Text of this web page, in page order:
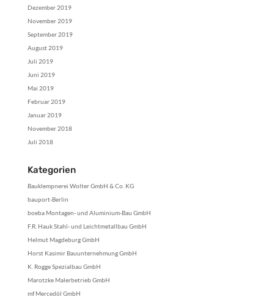
Dezember 2019
November 2019
September 2019
August 2019
Juli 2019
Juni 2019
Mai 2019
Februar 2019
Januar 2019
November 2018
Juli 2018
Kategorien
Bauklempnerei Wolter GmbH & Co. KG
bauport-Berlin
boeba Montagen- und Aluminium-Bau GmbH
F.R. Hauk Stahl- und Leichtmetallbau GmbH
Helmut Magdeburg GmbH
Horst Kasimir Bauunternehmung GmbH
K. Rogge Spezialbau GmbH
Marotzke Malerbetrieb GmbH
mf Mercedöl GmbH